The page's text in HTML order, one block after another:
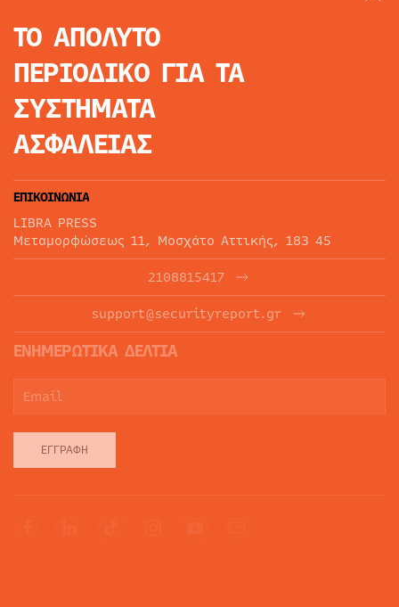
ΤΟ ΑΠΟΛΥΤΟ
ΠΕΡΙΟΔΙΚΟ ΓΙΑ ΤΑ
ΣΥΣΤΗΜΑΤΑ
ΑΣΦΑΛΕΙΑΣ
ΕΠΙΚΟΙΝΩΝΙΑ
LIBRA PRESS
Μεταμορφώσεως 11, Μοσχάτο Αττικής, 183 45
2108815417
support@securityreport.gr
ΕΝΗΜΕΡΩΤΙΚΑ ΔΕΛΤΙΑ
ΕΓΓΡΑΦΉ